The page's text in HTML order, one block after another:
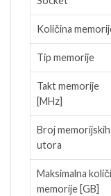
Količina
Tip memorije
Takt memorije
[MHz]
Broj memorijskih
utora
Maksimalna
memorije [GB]